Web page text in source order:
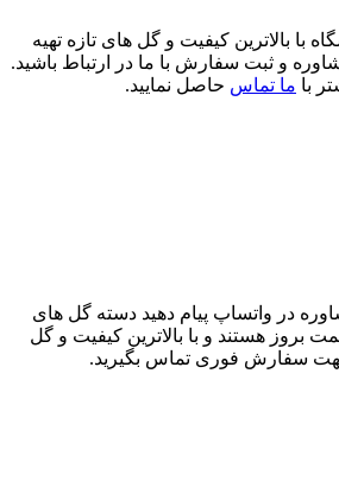
با بالاترین کیفیت و گل های تازه تهیه
و ثبت سفارش با ما در ارتباط باشید.
با ما تماس حاصل نمایید.
در واتساپ پیام دهید دسته گل های
بروز هستند و با بالاترین کیفیت و گل
سفارش فوری تماس بگیرید.